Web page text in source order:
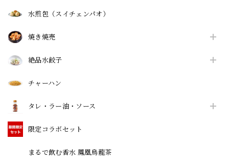
水煎包（スイチェンパオ）
焼き焼売
絶品水餃子
チャーハン
タレ・ラー油・ソース
限定コラボセット
まるで飲む香水 鳳凰烏龍茶